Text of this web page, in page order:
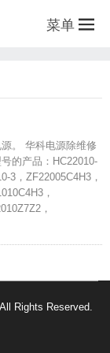
菜单
。 华科电源除维修
的产品：HC22010-
3，ZF22005C4H3，
，
，
Rights Reserved.